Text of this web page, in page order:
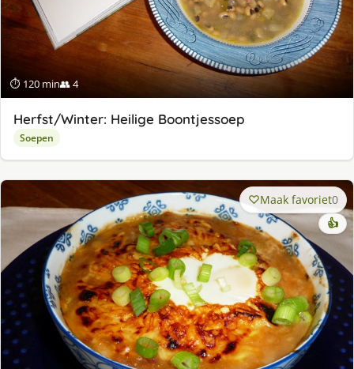
⏱ 120 min👥 4
Herfst/Winter: Heilige Boontjessoep
Soepen
Maak favoriet0
👍